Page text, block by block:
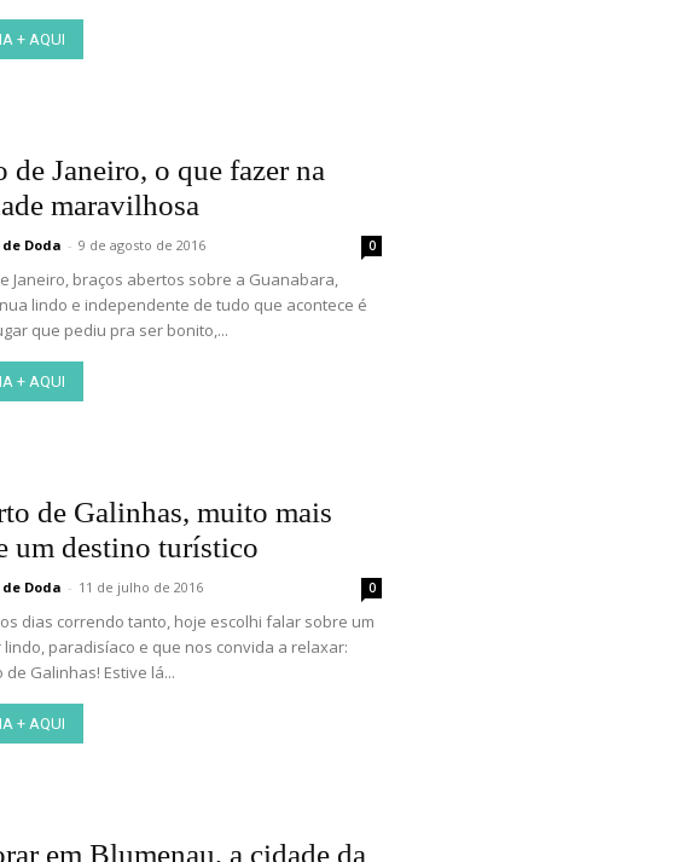
+ AQUI
de Janeiro, o que fazer na
maravilhosa
de Doda - 9 de agosto de 2016 0
Janeiro, braços abertos sobre a Guanabara,
lindo e independente de tudo que acontece é
que pediu pra ser bonito,...
+ AQUI
de Galinhas, muito mais
um destino turístico
de Doda - 11 de julho de 2016 0
os dias correndo tanto, hoje escolhi falar sobre um
lindo, paradisíaco e que nos convida a relaxar:
de Galinhas! Estive lá...
+ AQUI
em Blumenau, a cidade da